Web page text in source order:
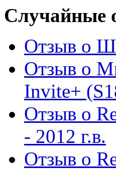
Случайные
Отзыв о
Отзыв о
Invite+
Отзыв о
- 2012 г.в.
Отзыв о